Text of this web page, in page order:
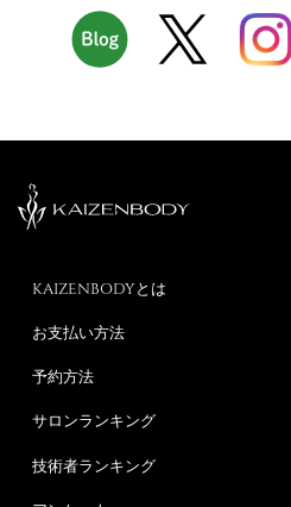
KAIZENBODYとは
お支払い方法
予約方法
サロンランキング
技術者ランキング